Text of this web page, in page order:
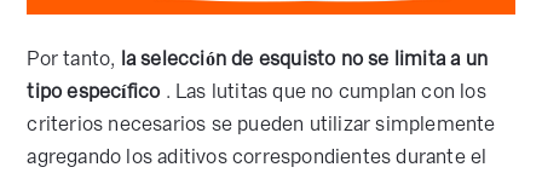
Por tanto, la selección de esquisto no se limita a un
tipo específico . Las lutitas que no cumplan con los
criterios necesarios se pueden utilizar simplemente
agregando los aditivos correspondientes durante el